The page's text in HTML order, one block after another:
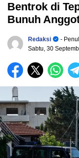
Bentrok di
Bunuh
Redaksi
-
Sabtu, 30